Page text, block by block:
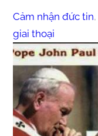
Cảm nhận đức tin,
giai thoại